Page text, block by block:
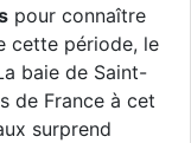
pour connaître
cette période, le
baie de Saint-
de France à cet
surprend